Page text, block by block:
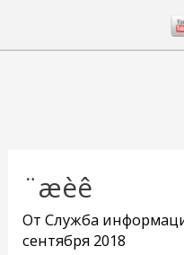
¨æèê
ОтСлужба
сентября 2018
записям